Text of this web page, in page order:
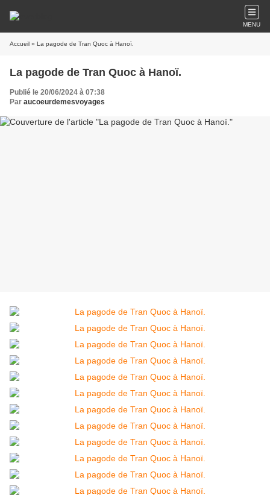
MENU
Accueil » La pagode de Tran Quoc à Hanoï.
La pagode de Tran Quoc à Hanoï.
Publié le 20/06/2024 à 07:38
Par aucoeurdemesvoyages